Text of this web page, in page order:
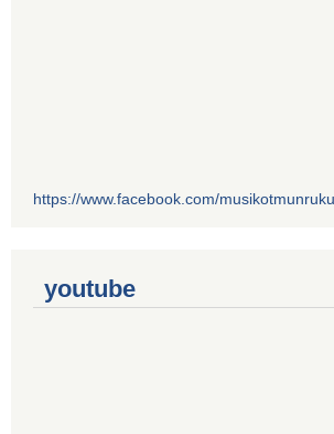
https://www.facebook.com/
youtube